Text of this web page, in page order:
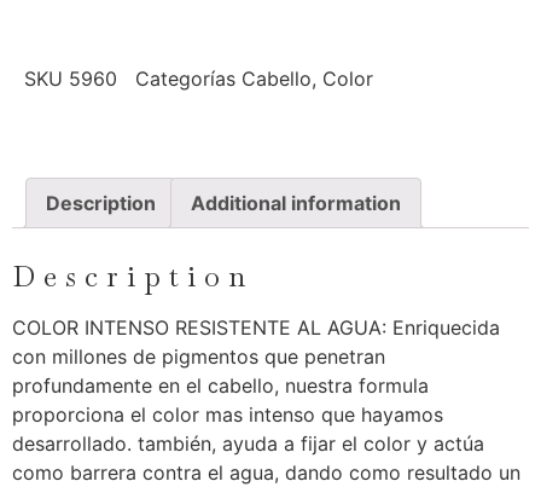
SKU 5960 Categorías Cabello, Color
Description Additional information
Description
COLOR INTENSO RESISTENTE AL AGUA: Enriquecida
con millones de pigmentos que penetran
profundamente en el cabello, nuestra formula
proporciona el color mas intenso que hayamos
desarrollado. también, ayuda a fijar el color y actúa
como barrera contra el agua, dando como resultado un